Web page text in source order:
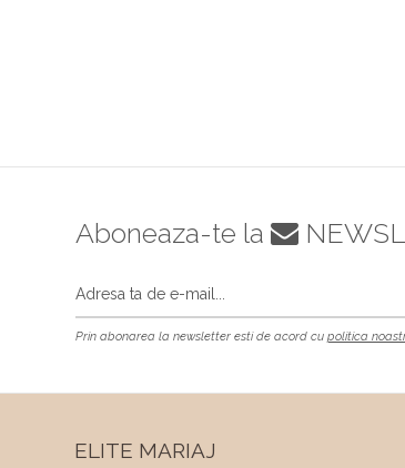
Aboneaza-te la
Prin abonarea la newsletter esti de acord cu politica
ELITE MARIAJ